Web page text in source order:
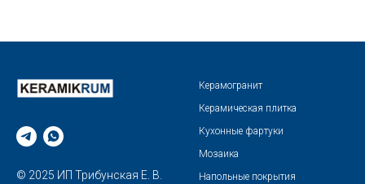
© 2025 ИП Трибунская Е. В.
Керамогранит
Керамическая плитка
Кухонные фартуки
Мозаика
Напольные покрытия